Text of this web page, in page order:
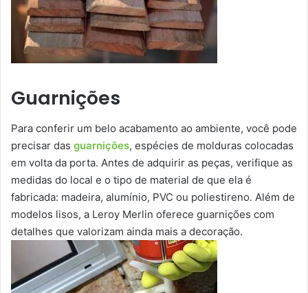
Guarnições
Para conferir um belo acabamento ao ambiente, você pode
precisar das guarnições, espécies de molduras colocadas
em volta da porta. Antes de adquirir as peças, verifique as
medidas do local e o tipo de material de que ela é
fabricada: madeira, alumínio, PVC ou poliestireno. Além de
modelos lisos, a Leroy Merlin oferece guarnições com
detalhes que valorizam ainda mais a decoração.